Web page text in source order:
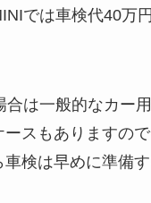
では車検代40万
合は一般的なカー
ースもありますの
車検は早めに準備